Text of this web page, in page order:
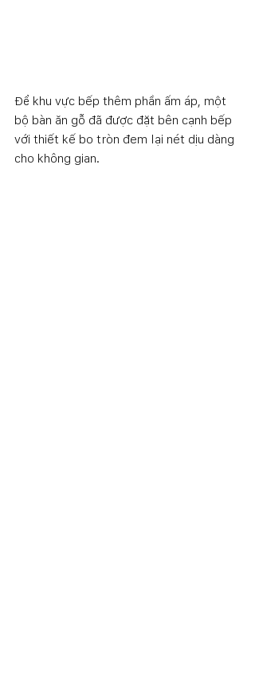
Để khu vực bếp thêm phần ấm áp, một
bộ bàn ăn gỗ đã được đặt bên cạnh bếp
với thiết kế bo tròn đem lại nét dịu dàng
cho không gian.